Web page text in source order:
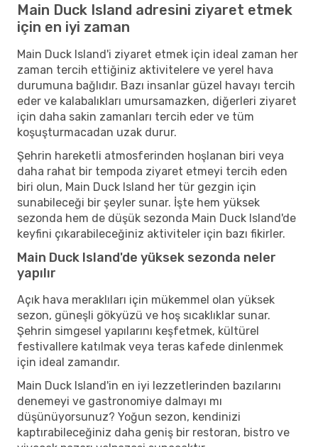
Main Duck Island adresini ziyaret etmek
için en iyi zaman
Main Duck Island'i ziyaret etmek için ideal zaman her
zaman tercih ettiğiniz aktivitelere ve yerel hava
durumuna bağlıdır. Bazı insanlar güzel havayı tercih
eder ve kalabalıkları umursamazken, diğerleri ziyaret
için daha sakin zamanları tercih eder ve tüm
koşuşturmacadan uzak durur.
Şehrin hareketli atmosferinden hoşlanan biri veya
daha rahat bir tempoda ziyaret etmeyi tercih eden
biri olun, Main Duck Island her tür gezgin için
sunabileceği bir şeyler sunar. İşte hem yüksek
sezonda hem de düşük sezonda Main Duck Island'de
keyfini çıkarabileceğiniz aktiviteler için bazı fikirler.
Main Duck Island'de yüksek sezonda neler
yapılır
Açık hava meraklıları için mükemmel olan yüksek
sezon, güneşli gökyüzü ve hoş sıcaklıklar sunar.
Şehrin simgesel yapılarını keşfetmek, kültürel
festivallere katılmak veya teras kafede dinlenmek
için ideal zamandır.
Main Duck Island'in en iyi lezzetlerinden bazılarını
denemeyi ve gastronomiye dalmayı mı
düşünüyorsunuz? Yoğun sezon, kendinizi
kaptırabileceğiniz daha geniş bir restoran, bistro ve